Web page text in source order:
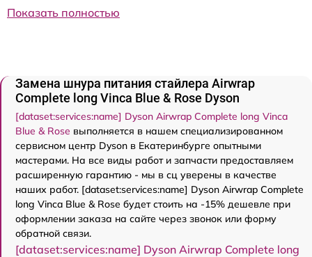
Показать полностью
Замена шнура питания стайлера Airwrap
Complete long Vinca Blue & Rose Dyson
[dataset:services:name] Dyson Airwrap Complete long Vinca
Blue & Rose выполняется в нашем специализированном
сервисном центр Dyson в Екатеринбурге опытными
мастерами. На все виды работ и запчасти предоставляем
расширенную гарантию - мы в сц уверены в качестве
наших работ. [dataset:services:name] Dyson Airwrap Complete
long Vinca Blue & Rose будет стоить на -15% дешевле при
оформлении заказа на сайте через звонок или форму
обратной связи.
[dataset:services:name] Dyson Airwrap Complete long